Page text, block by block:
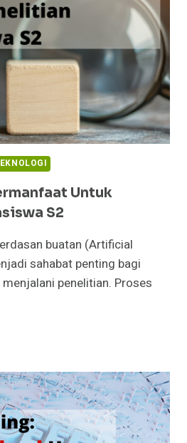
Untuk
S2
buatan (Artificial
sahabat penting bagi
penelitian. Proses